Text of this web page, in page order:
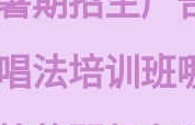
法培训班